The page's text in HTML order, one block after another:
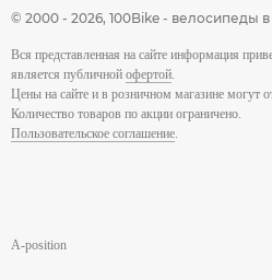
© 2000 - 2026, 100Bike - велосипеды
Вся представленная на сайте информация
является публичной офертой.
Цены на сайте и в розничном магазине могут
Количество товаров по акции ограничено.
Пользовательское соглашение.
A-position